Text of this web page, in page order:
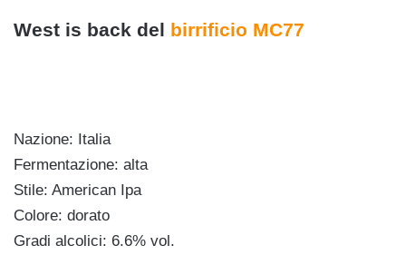
West is back del birrificio MC77
Nazione: Italia
Fermentazione: alta
Stile: American Ipa
Colore: dorato
Gradi alcolici: 6.6% vol.